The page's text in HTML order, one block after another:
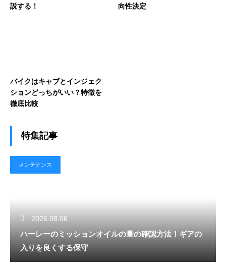
説する！
向性決定
バイクはキャブとインジェク
ションどっちがいい？特徴を
徹底比較
特集記事
メンテナンス
2026.08.06
ハーレーのミッションオイルの量の確認方法！ギアの
入りを良くする保守